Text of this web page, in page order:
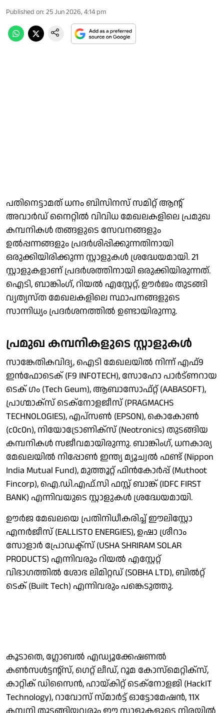
Published on: 25 Jun 2026, 4:14 pm
പതിനെട്ടാമത് ധനം ബിസിനസ് സമിറ്റ് ആന്റ്
അവാർഡ് നൈറ്റിൽ വിവിധ മേഖലകളിലെ പ്രമുഖ
കമ്പനികൾ തങ്ങളുടെ സേവനങ്ങളും
ഉൽപ്പന്നങ്ങളും പ്രദർശിപ്പിക്കുന്നതിനായി
ഒരുക്കിയിരിക്കുന്ന സ്റ്റാളുകൾ ശ്രദ്ധേയമായി. 21
സ്റ്റാളുകളാണ് പ്രദർശത്തിനായി ഒരുക്കിയിരുന്നത്.
ഐടി, ബാങ്കിംഗ്, റിയൽ എസ്റ്റേറ്റ്, ഊർജം തുടങ്ങി
വ്യത്യസ്ത മേഖലകളിലെ സ്ഥാപനങ്ങളുടെ
സാന്നിധ്യം പ്രദര്‍ശനത്തില്‍ ഉണ്ടായിരുന്നു.
പ്രമുഖ കമ്പനികളുടെ സ്റ്റാളുകൾ
സാങ്കേതികവിദ്യ, ഐടി മേഖലയിൽ നിന്ന് എഫ്9
ഇൻഫോടെക് (F9 INFOTECH), സോഹോ പാർട്ണറായ
ടെക് ഗം (Tech Geum), ആബാസോഫ്റ്റ് (AABASOFT),
പ്രാഗ്മാക്‌സ് ടെക്നോളജീസ് (PRAGMACHS
TECHNOLOGIES), എപ്സൺ (EPSON), കൊകോൺ
(c0c0n), നിയോട്രോണിക്സ് (Neotronics) തുടങ്ങിയ
കമ്പനികൾ സജീവമായിരുന്നു. ബാങ്കിംഗ്, ധനകാര്യ
മേഖലയിൽ നിപ്പോൺ ഇന്ത്യ മ്യൂച്വൽ ഫണ്ട് (Nippon
India Mutual Fund), മുത്തൂറ്റ് ഫിൻകോർപ്പ് (Muthoot
Fincorp), ഐ.ഡി.എഫ്.സി ഫസ്റ്റ് ബാങ്ക് (IDFC FIRST
BANK) എന്നിവയുടെ സ്റ്റാളുകൾ ശ്രദ്ധേയമായി.
ഊർജ മേഖലയെ പ്രതിനിധീകരിച്ച് ഈലിസ്റ്റോ
എനർജീസ് (EALLISTO ENERGIES), ഉഷാ ശ്രീറാം
സോളാർ പ്രോഡക്ട്സ് (USHA SHRIRAM SOLAR
PRODUCTS) എന്നിവരും റിയൽ എസ്റ്റേറ്റ്
വിഭാഗത്തിൽ ശോഭ ലിമിറ്റഡ് (SOBHA LTD), ബിൽറ്റ്
ടെക് (Built Tech) എന്നിവരും പങ്കെടുത്തു.
കൂടാതെ, ഗ്ലോബൽ എഡ്യൂക്കേഷണൽ
കൺസൾട്ടന്റ്സ്, ഗെറ്റ് ലീഡ്, റൂമ കോസ്മെറ്റിക്സ്,
കാറ്റിക് ഡിസൈൻ, ഹായ്കിറ്റ് ടെക്നോളജി (HackIT
Technology), റാവോസ് സ്മാർട്ട് ഓട്ടോമേഷൻ, 11X